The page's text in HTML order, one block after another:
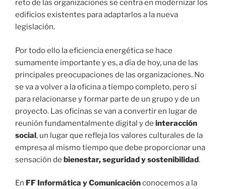
reto de las organizaciones se centra en modernizar los
edificios existentes para adaptarlos a la nueva
legislación.
Por todo ello la eficiencia energética se hace
sumamente importante y es, a día de hoy, una de las
principales preocupaciones de las organizaciones. No
se va a volver a la oficina a tiempo completo, pero sí
para relacionarse y formar parte de un grupo y de un
proyecto. Las oficinas se van a convertir en lugar de
reunión fundamentalmente digital y de interacción
social, un lugar que refleja los valores culturales de la
empresa al mismo tiempo que debe proporcionar una
sensación de bienestar, seguridad y sostenibilidad.
En FF Informática y Comunicaciónconocemos a la